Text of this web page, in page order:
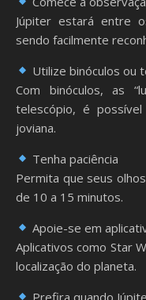
Júpiter estará entre
sendo facilmente
Utilize binóculos ou
Com binóculos, as
telescópio, é
joviana.
Tenha paciência
Permita que seus
de 10 a 15 minutos.
Apoie-se em
Aplicativos como Star
localização do planeta.
Prefira quando